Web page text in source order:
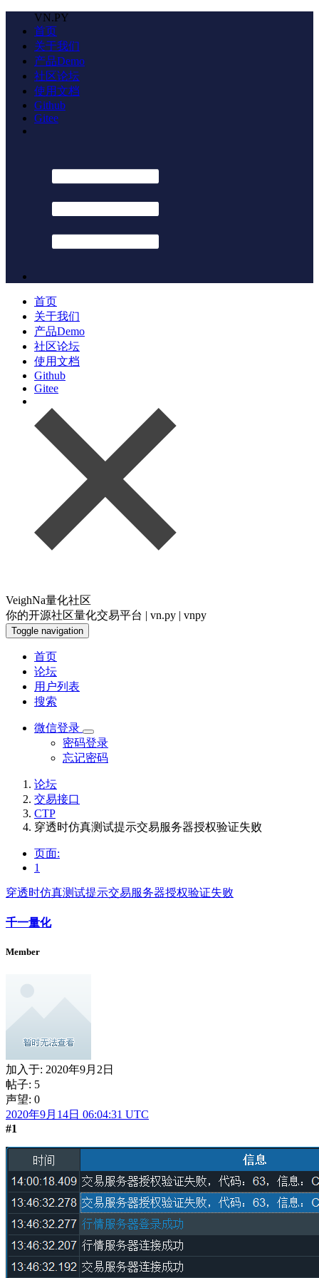
VN.PY
首页
关于我们
产品Demo
社区论坛
使用文档
Github
Gitee
首页
关于我们
产品Demo
社区论坛
使用文档
Github
Gitee
VeighNa量化社区
你的开源社区量化交易平台 | vn.py | vnpy
Toggle navigation
首页
论坛
用户列表
搜索
微信登录
密码登录
忘记密码
论坛
交易接口
CTP
穿透时仿真测试提示交易服务器授权验证失败
页面:
1
穿透时仿真测试提示交易服务器授权验证失败
千一量化
Member
加入于: 2020年9月2日
帖子: 5
声望: 0
2020年9月14日 06:04:31 UTC
#1